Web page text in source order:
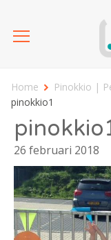
Home
Pinokkio |
pinokkio1
26 februari 2018